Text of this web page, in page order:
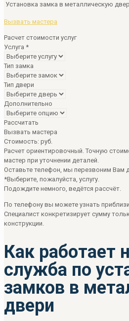
Установка замка в металлическую
Вызвать мастера
Расчет стоимости услуг
Услуга *
Тип замка
Тип двери
Дополнительно
Рассчитать
Вызвать мастера
Стоимость: руб.
Расчет ориентировочный. Точную
мастер при уточнении деталей.
Оставьте телефон, мы перезвоним Вам
*Выберите, пожалуйста, услугу.
Подождите немного, ведётся рассчёт.
По телефону вы можете узнать
Специалист конкретизирует сумму
конструкции.
Как работает
служба по
замков в
двери